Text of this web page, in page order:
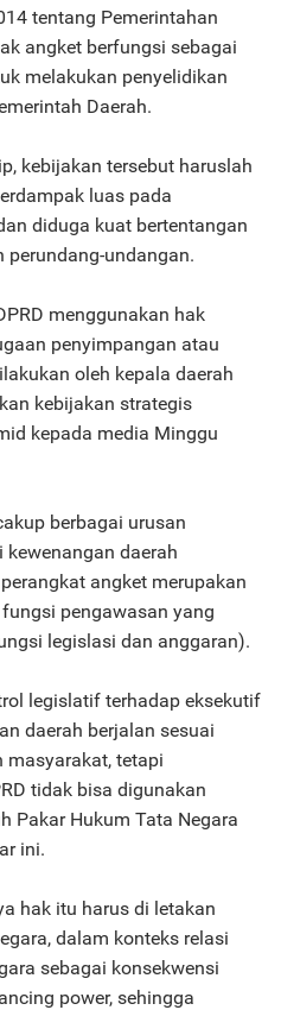
tentang Pemerintahan
angket berfungsi sebagai
melakukan penyelidikan
Daerah.
kebijakan tersebut haruslah
luas pada
diduga kuat bertentangan
perundang-undangan.
menggunakan hak
penyimpangan atau
oleh kepala daerah
kebijakan strategis
kepada media Minggu
berbagai urusan
daerah
angket merupakan
pengawasan yang
legislasi dan anggaran).
legislatif terhadap eksekutif
daerah berjalan sesuai
masyarakat, tetapi
tidak bisa digunakan
Pakar Hukum Tata Negara
ini.
hak itu harus di letakan
dalam konteks relasi
sebagai konsekwensi
power, sehingga